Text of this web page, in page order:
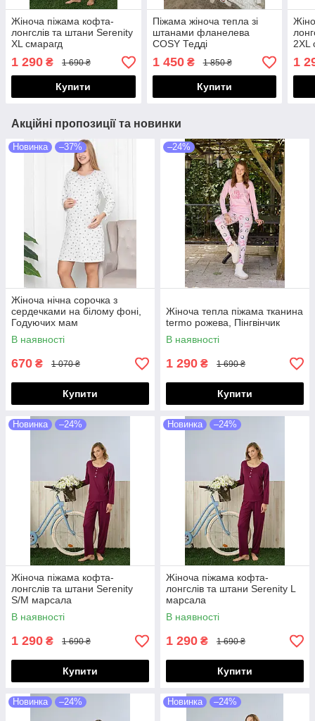
Жіноча піжама кофта-
лонгслів та штани Serenity
XL смарагд
1 290 ₴ 1 690 ₴
Купити
Піжама жіноча тепла зі
штанами фланелева
COSY Тедді
(сорочка+штани) XL біла
1 450₴ 1 850 ₴
Купити
2XL
1
Акційні пропозиції та новинки
Новинка –37%
Жіноча нічна сорочка з
сердечками на білому фоні,
Годуючих мам
В наявності
670 ₴ 1 070 ₴
Купити
–24%
Жіноча тепла піжама тканина
termo рожева, Пінгвінчик
В наявності
1 290 ₴ 1 690 ₴
Купити
Новинка –24%
Жіноча піжама кофта-
лонгслів та штани Serenity
S/M марсала
В наявності
1 290 ₴ 1 690 ₴
Купити
Новинка –24%
Жіноча піжама кофта-
лонгслів та штани Serenity L
марсала
В наявності
1 290 ₴ 1 690 ₴
Купити
Новинка –24% Новинка –24%